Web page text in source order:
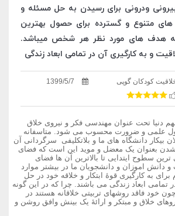
ودرونی برای رسیدن به حل مسئله و
های متنوع و گسترده برای حصول بهترین
هدف های مورد نظر هر شخص میباشد.
و به کارگیری آن در تمامی ابعاد زندگی
کودکان گوپی
1399/5/7
دنیا تحت عنوان مهندسی فکر و نیروی خلاق
علمی و ضرورت محسوب می شود. متاسفانه
بیکار دانشگاه های ما و بلاتکلیفی سرگردانی آن
شدن بعنوان یک معضل و موید این است که فضای
ترین سطوح ایتدایی تا بالاترین آن ها فضای
و دانش اموزان و دانشجویان ما در بیشتر موارد
برای به کارگیری قوۀ ابتکار و خلاقه خود در حل
تمامی ابعاد زندگی می باشند. چرا که در این گونه
خود فاقد روشهای تربیتی خلاقانه هستند در
خلاق و مبتکر و ارائۀ یک بینش وافق روشن و